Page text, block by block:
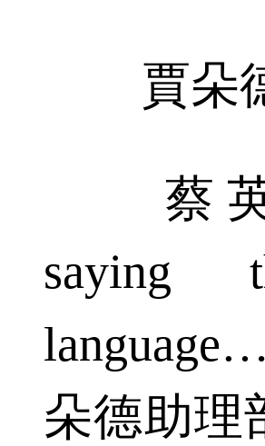
賈朵德
蔡英
saying
朵德助理